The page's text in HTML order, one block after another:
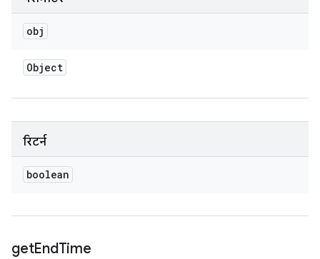
obj
Object
रिटर्न
boolean
getEndTime